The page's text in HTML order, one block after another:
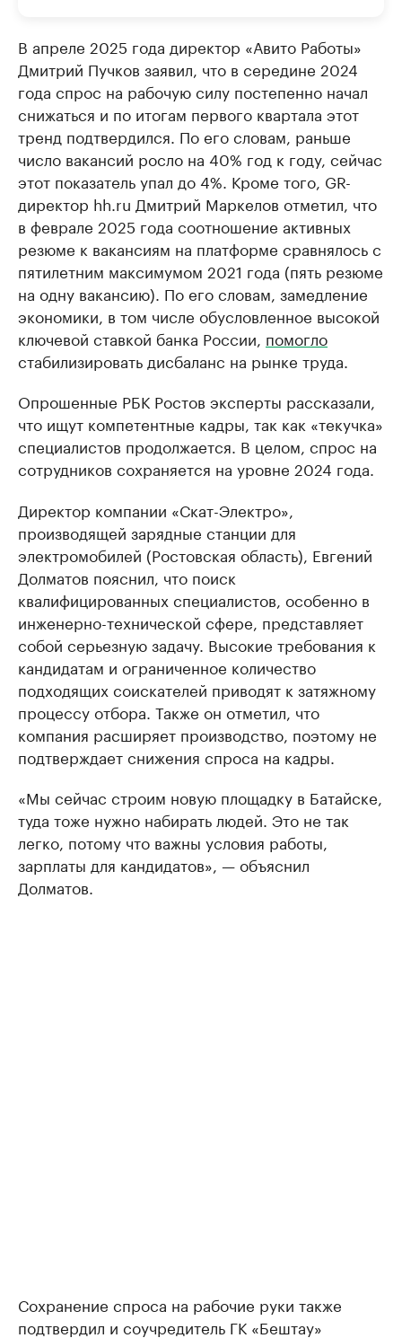
В апреле 2025 года директор «Авито Работы»
Дмитрий Пучков заявил, что в середине 2024
года спрос на рабочую силу постепенно начал
снижаться и по итогам первого квартала этот
тренд подтвердился. По его словам, раньше
число вакансий росло на 40% год к году, сейчас
этот показатель упал до 4%. Кроме того, GR-
директор hh.ru Дмитрий Маркелов отметил, что
в феврале 2025 года соотношение активных
резюме к вакансиям на платформе сравнялось с
пятилетним максимумом 2021 года (пять резюме
на одну вакансию). По его словам, замедление
экономики, в том числе обусловленное высокой
ключевой ставкой банка России, помогло
стабилизировать дисбаланс на рынке труда.
Опрошенные РБК Ростов эксперты рассказали,
что ищут компетентные кадры, так как «текучка»
специалистов продолжается. В целом, спрос на
сотрудников сохраняется на уровне 2024 года.
Директор компании «Скат-Электро»,
производящей зарядные станции для
электромобилей (Ростовская область), Евгений
Долматов пояснил, что поиск
квалифицированных специалистов, особенно в
инженерно-технической сфере, представляет
собой серьезную задачу. Высокие требования к
кандидатам и ограниченное количество
подходящих соискателей приводят к затяжному
процессу отбора. Также он отметил, что
компания расширяет производство, поэтому не
подтверждает снижения спроса на кадры.
«Мы сейчас строим новую площадку в Батайске,
туда тоже нужно набирать людей. Это не так
легко, потому что важны условия работы,
зарплаты для кандидатов», — объяснил
Долматов.
Сохранение спроса на рабочие руки также
подтвердил и соучредитель ГК «Бештау»